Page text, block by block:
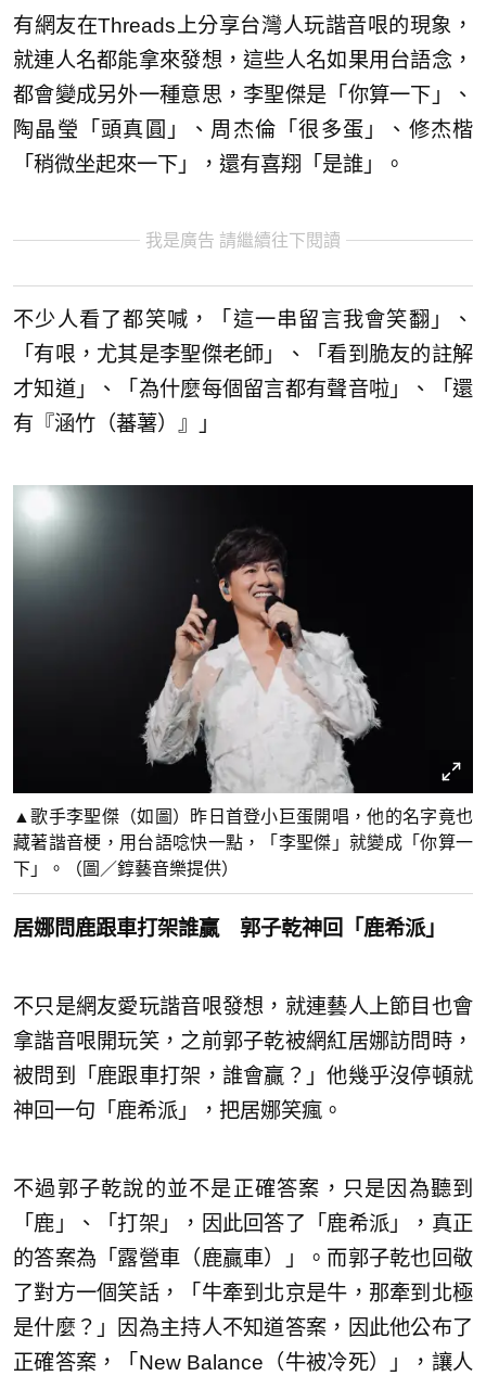
有網友在Threads上分享台灣人玩諧音哏的現象，
就連人名都能拿來發想，這些人名如果用台語念，
都會變成另外一種意思，李聖傑是「你算一下」、
陶晶瑩「頭真圓」、周杰倫「很多蛋」、修杰楷
「稍微坐起來一下」，還有喜翔「是誰」。
我是廣告 請繼續往下閱讀
不少人看了都笑喊，「這一串留言我會笑翻」、
「有哏，尤其是李聖傑老師」、「看到脆友的註解
才知道」、「為什麼每個留言都有聲音啦」、「還
有『涵竹（蕃薯）』」
▲歌手李聖傑（如圖）昨日首登小巨蛋開唱，他的名字竟也
藏著諧音梗，用台語唸快一點，「李聖傑」就變成「你算一
下」。（圖／錞藝音樂提供）
居娜問鹿跟車打架誰贏 郭子乾神回「鹿希派」
不只是網友愛玩諧音哏發想，就連藝人上節目也會
拿諧音哏開玩笑，之前郭子乾被網紅居娜訪問時，
被問到「鹿跟車打架，誰會贏？」他幾乎沒停頓就
神回一句「鹿希派」，把居娜笑瘋。
不過郭子乾說的並不是正確答案，只是因為聽到
「鹿」、「打架」，因此回答了「鹿希派」，真正
的答案為「露營車（鹿贏車）」。而郭子乾也回敬
了對方一個笑話，「牛牽到北京是牛，那牽到北極
是什麼？」因為主持人不知道答案，因此他公布了
正確答案，「New Balance（牛被冷死）」，讓人